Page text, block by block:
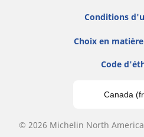
Conditions
Choix en
Code
Canada
© 2026 Michelin North